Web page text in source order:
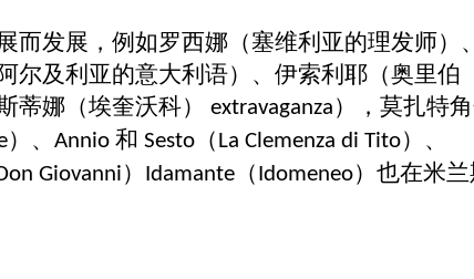
发展，例如罗西娜（塞维利亚的理发师）、
尔及利亚的意大利语）、伊索利耶（奥里伯
蒂娜（埃奎沃科）
extravaganza），莫扎特
）、 Annio 和 Sesto （La Clemenza di Tito）、
Giovanni） Idamante （Idomeneo）也在米兰